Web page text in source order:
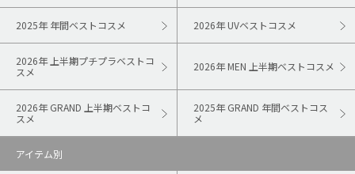
2025年 年間ベストコスメ 2026年 UVベストコスメ
2026年 上半期プチプラベストコ
スメ
2026年 MEN 上半期ベストコスメ
2026年 GRAND 上半期ベストコ
スメ
2025年 GRAND 年間ベストコス
メ
アイテム別